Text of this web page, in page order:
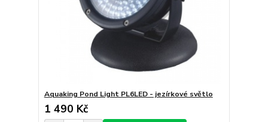
Aquaking Pond Light PL6LED - jezírkové světlo
1 490 Kč